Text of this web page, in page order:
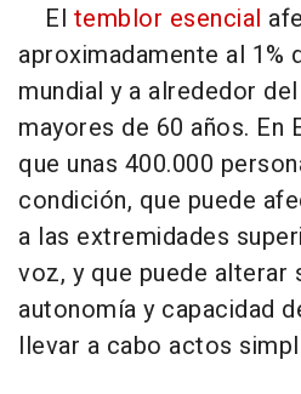
El temblor esencial
aproximadamente al 1%
mundial y a alrededor
mayores de 60 años. En
que unas 400.000
condición, que puede
a las extremidades
voz, y que puede alterar
autonomía y capacidad
llevar a cabo actos